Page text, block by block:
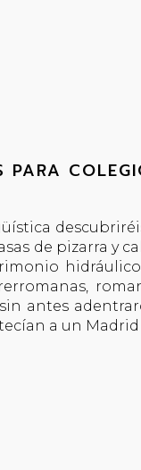
PARA
de pizarra y
antes
a un